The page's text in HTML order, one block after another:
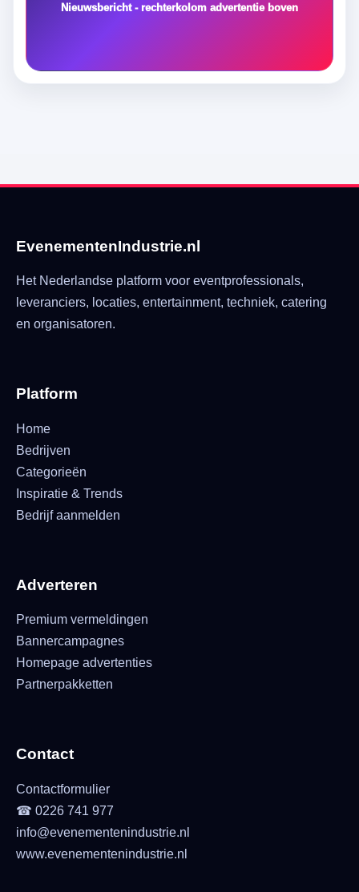
Nieuwsbericht - rechterkolom advertentie boven
EvenementenIndustrie.nl
Het Nederlandse platform voor eventprofessionals,
leveranciers, locaties, entertainment, techniek, catering
en organisatoren.
Platform
Home
Bedrijven
Categorieën
Inspiratie & Trends
Bedrijf aanmelden
Adverteren
Premium vermeldingen
Bannercampagnes
Homepage advertenties
Partnerpakketten
Contact
Contactformulier
☎ 0226 741 977
info@evenementenindustrie.nl
www.evenementenindustrie.nl